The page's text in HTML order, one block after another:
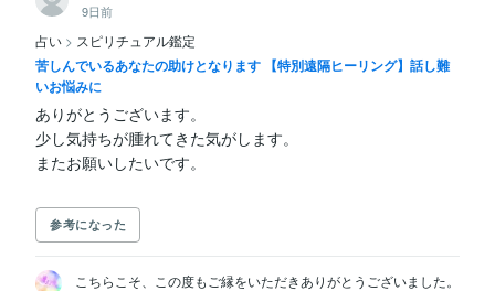
9日前
占い > スピリチュアル鑑定
苦しんでいるあなたの助けとなります 【特別遠隔ヒーリング】話し難
いお悩みに
ありがとうございます。
少し気持ちが腫れてきた気がします。
参考になった
こちらこそ、この度もご縁をいただきありがとうございました。